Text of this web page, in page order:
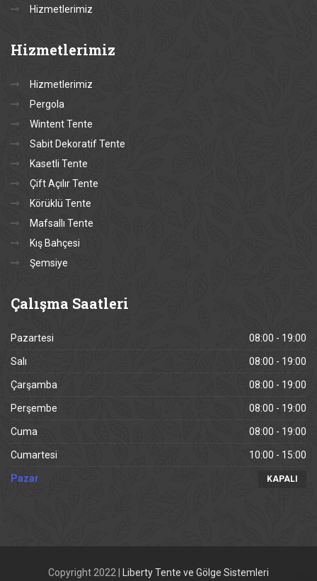
Hizmetlerimiz
Hizmetlerimiz
Hizmetlerimiz
Pergola
Wintent Tente
Sabit Dekoratif Tente
Kasetli Tente
Çift Açılır Tente
Körüklü Tente
Mafsallı Tente
Kış Bahçesi
Şemsiye
Çalışma Saatleri
Pazartesi 08:00 - 19:00
Salı 08:00 - 19:00
Çarşamba 08:00 - 19:00
Perşembe 08:00 - 19:00
Cuma 08:00 - 19:00
Cumartesi 10:00 - 15:00
Pazar KAPALI
Copyright 2022 | Liberty Tente ve Gölge Sistemleri